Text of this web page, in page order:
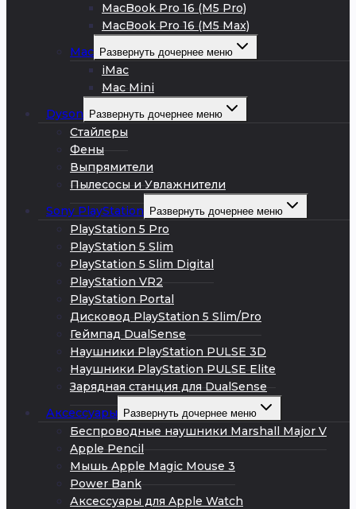
MacBook Pro 16 (M5 Pro)
MacBook Pro 16 (M5 Max)
Mac Развернуть дочернее меню
iMac
Mac Mini
Dyson
Развернуть дочернее меню
Стайлеры
Фены
Выпрямители
Пылесосы и Увлажнители
Sony PlayStation
Развернуть дочернее меню
PlayStation 5 Pro
PlayStation 5 Slim
PlayStation 5 Slim Digital
PlayStation VR2
PlayStation Portal
Дисковод PlayStation 5 Slim/Pro
Геймпад DualSense
Наушники PlayStation PULSE 3D
Наушники PlayStation PULSE Elite
Зарядная станция для DualSense
Аксессуары
Развернуть дочернее меню
Беспроводные наушники Marshall Major V
Apple Pencil
Мышь Apple Magic Mouse 3
Power Bank
Аксессуары для Apple Watch